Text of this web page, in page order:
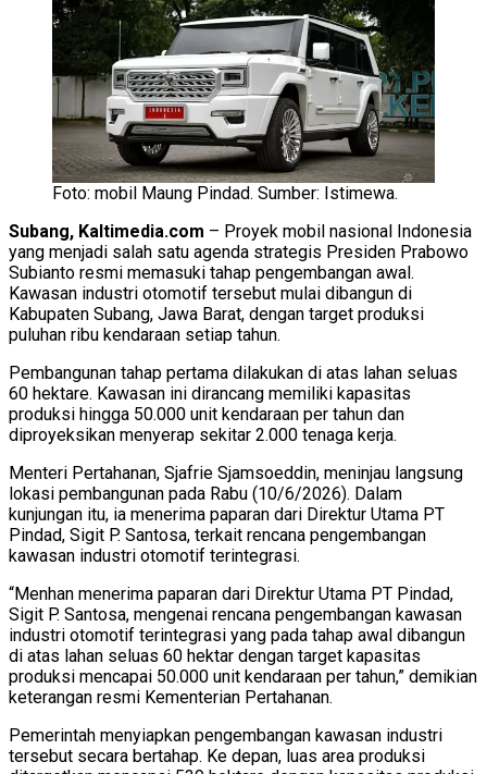
Foto: mobil Maung Pindad. Sumber: Istimewa.
Subang, Kaltimedia.com – Proyek mobil nasional Indonesia
yang menjadi salah satu agenda strategis Presiden Prabowo
Subianto resmi memasuki tahap pengembangan awal.
Kawasan industri otomotif tersebut mulai dibangun di
Kabupaten Subang, Jawa Barat, dengan target produksi
puluhan ribu kendaraan setiap tahun.
Pembangunan tahap pertama dilakukan di atas lahan seluas
60 hektare. Kawasan ini dirancang memiliki kapasitas
produksi hingga 50.000 unit kendaraan per tahun dan
diproyeksikan menyerap sekitar 2.000 tenaga kerja.
Menteri Pertahanan, Sjafrie Sjamsoeddin, meninjau langsung
lokasi pembangunan pada Rabu (10/6/2026). Dalam
kunjungan itu, ia menerima paparan dari Direktur Utama PT
Pindad, Sigit P. Santosa, terkait rencana pengembangan
kawasan industri otomotif terintegrasi.
“Menhan menerima paparan dari Direktur Utama PT Pindad,
Sigit P. Santosa, mengenai rencana pengembangan kawasan
industri otomotif terintegrasi yang pada tahap awal dibangun
di atas lahan seluas 60 hektar dengan target kapasitas
produksi mencapai 50.000 unit kendaraan per tahun,” demikian
keterangan resmi Kementerian Pertahanan.
Pemerintah menyiapkan pengembangan kawasan industri
tersebut secara bertahap. Ke depan, luas area produksi